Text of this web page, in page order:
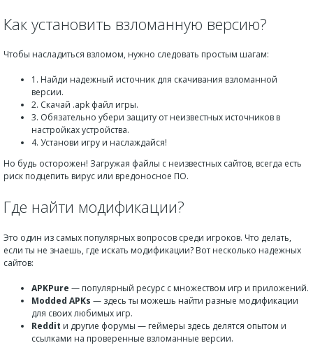
Как установить взломанную версию?
Чтобы насладиться взломом, нужно следовать простым шагам:
1. Найди надежный источник для скачивания взломанной
версии.
2. Скачай .apk файл игры.
3. Обязательно убери защиту от неизвестных источников в
настройках устройства.
4. Установи игру и наслаждайся!
Но будь осторожен! Загружая файлы с неизвестных сайтов, всегда есть
риск подцепить вирус или вредоносное ПО.
Где найти модификации?
Это один из самых популярных вопросов среди игроков. Что делать,
если ты не знаешь, где искать модификации? Вот несколько надежных
сайтов:
APKPure — популярный ресурс с множеством игр и приложений.
Modded APKs — здесь ты можешь найти разные модификации
для своих любимых игр.
Reddit и другие форумы — геймеры здесь делятся опытом и
ссылками на проверенные взломанные версии.